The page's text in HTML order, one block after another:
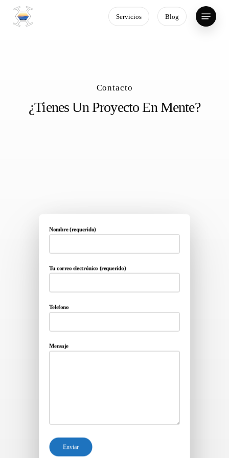
Skip
Servicios Blog
Menu
Contacto
¿Tienes Un Proyecto En Mente?
Nombre (requerido)
Tu correo electrónico (requerido)
Telefono
Mensaje